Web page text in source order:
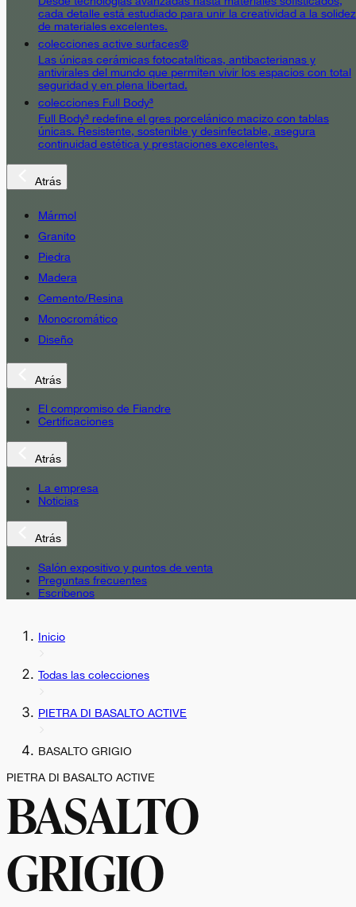
cada detalle está estudiado para unir la creatividad a la solidez
de materiales excelentes.
colecciones active surfaces®
Las únicas cerámicas fotocatalíticas, antibacterianas y
antivirales del mundo que permiten vivir los espacios con total
seguridad y en plena libertad.
colecciones Full Body³
Full Body³ redefine el gres porcelánico macizo con tablas
únicas. Resistente, sostenible y desinfectable, asegura
continuidad estética y prestaciones excelentes.
Atrás
Mármol
Granito
Piedra
Madera
Cemento/Resina
Monocromático
Diseño
Atrás
El compromiso de Fiandre
Certificaciones
Atrás
La empresa
Noticias
Atrás
Salón expositivo y puntos de venta
Preguntas frecuentes
Escríbenos
Inicio
Todas las colecciones
PIETRA DI BASALTO ACTIVE
BASALTO GRIGIO
PIETRA DI BASALTO ACTIVE
BASALTO
GRIGIO